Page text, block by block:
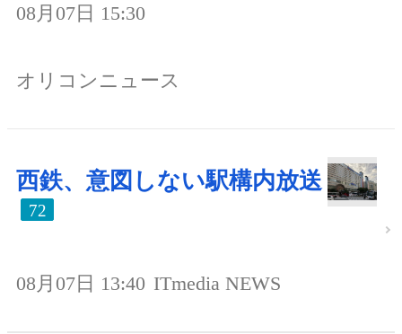
08月07日 15:30
オリコンニュース
西鉄、意図しない駅構内放送
72
08月07日 13:40 ITmedia NEWS